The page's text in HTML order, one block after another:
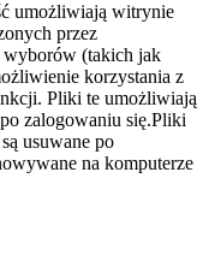
umożliwiają witrynie
przez
(takich jak
korzystania z
Pliki te umożliwiają
zalogowaniu się.Pliki
usuwane po
na komputerze